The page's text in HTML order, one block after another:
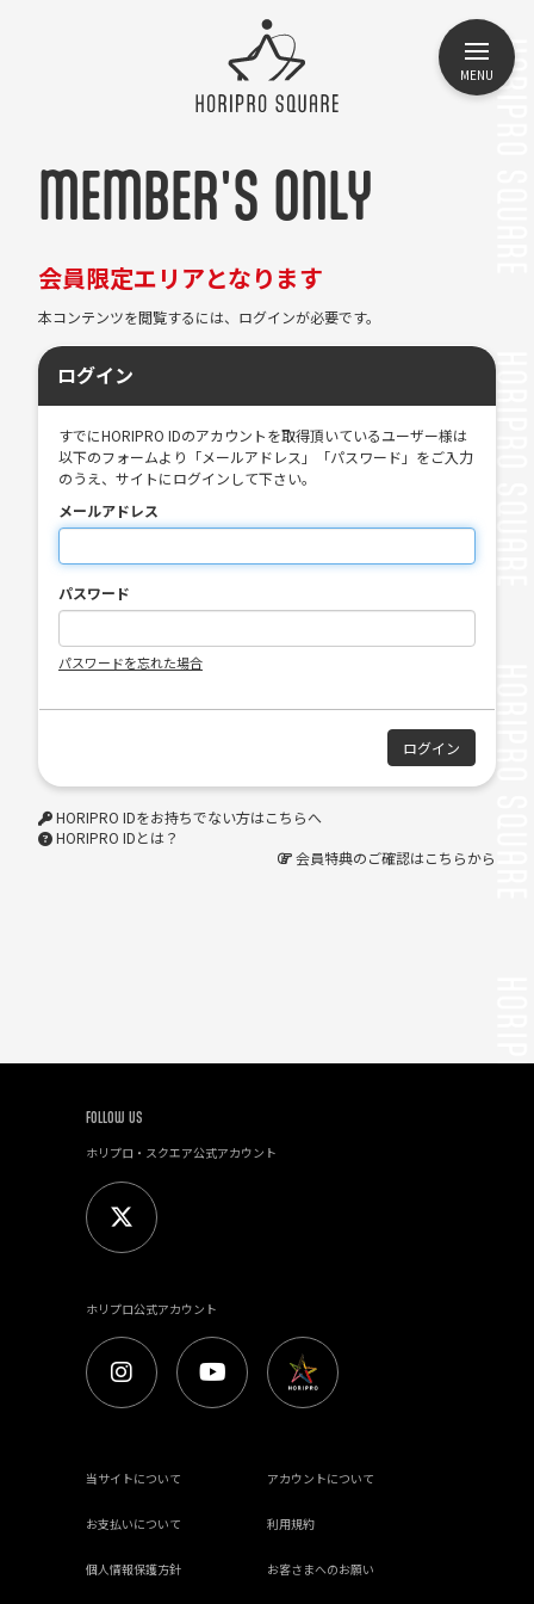
MENU
MEMBER'S ONLY
会員限定エリアとなります
本コンテンツを閲覧するには、ログインが必要です。
ログイン
すでにHORIPRO IDのアカウントを取得頂いているユーザー様は
以下のフォームより「メールアドレス」「パスワード」をご入力
のうえ、サイトにログインして下さい。
メールアドレス
パスワード
パスワードを忘れた場合
HORIPRO IDをお持ちでない方はこちらへ
HORIPRO IDとは？
会員特典のご確認はこちらから
FOLLOW US
ホリプロ・スクエア公式アカウント
ホリプロ公式アカウント
当サイトについて アカウントについて
お支払いについて 利用規約
個人情報保護方針 お客さまへのお願い